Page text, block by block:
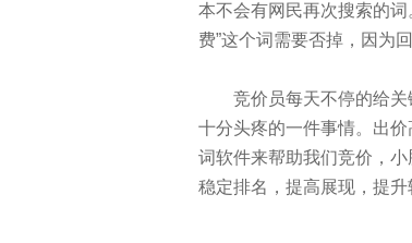
本不会有网民再次搜索的
费”这个词需要否掉，因为回
竞价员每天不停的给关
十分头疼的一件事情。出
词软件来帮助我们竞价，
稳定排名，提高展现，提升